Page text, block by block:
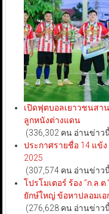
เปิดฟุตบอลเยาวชนสา
ลูกหนังต่างแดน
(336,302 คน อ่านข่าว
ประกาศรายชื่อ 14 แข้
2025
(307,574 คน อ่านข่าว
โปรโมเตอร์ ร้อง “ก.ล.
ยักษ์ใหญ่ ข้อหาปลอมเอ
(276,628 คน อ่านข่าว